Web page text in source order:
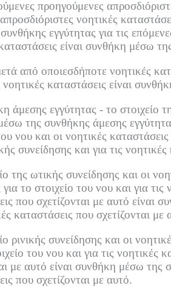
προηγούμενες
νοητικές
εγγύτητας για τις
είναι συνθήκη μέσω
από οποιεσδήποτε νοητικές
νοητικές καταστάσεις είναι
άμεσης εγγύτητας - το στοιχείο
της συνθήκης άμεσης
νου και οι νοητικές
συνείδησης και για τις
της ωτικής συνείδησης και οι
για το στοιχείο του νου και για
που σχετίζονται με αυτό είναι
καταστάσεις που σχετίζονται με
ρινικής συνείδησης και οι
του νου και για τις νοητικές
με αυτό είναι συνθήκη μέσω της
που σχετίζονται με αυτό.